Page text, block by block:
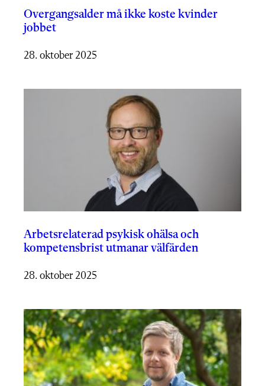
Overgangsalder må ikke koste kvinder
jobbet
28. oktober 2025
Arbetsrelaterad psykisk ohälsa och
kompetensbrist utmanar välfärden
28. oktober 2025